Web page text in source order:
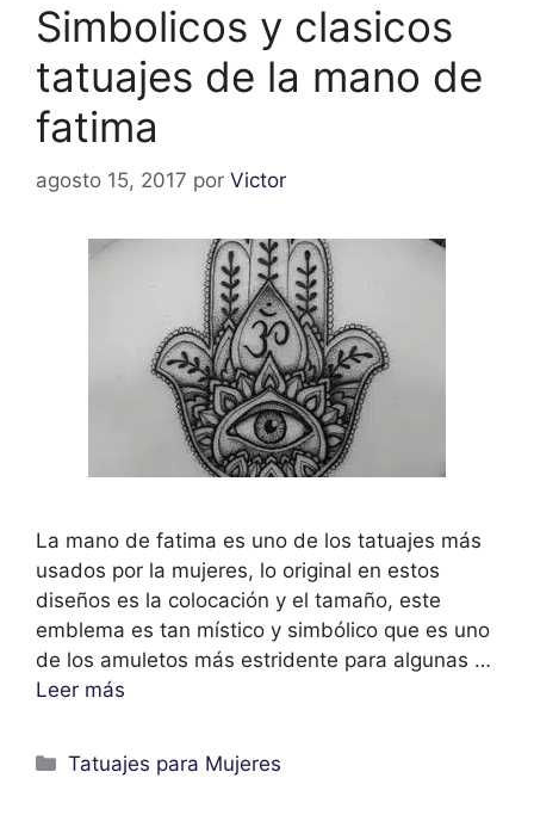
Simbolicos y clasicos
tatuajes de la mano de
fatima
agosto 15, 2017 por Victor
La mano de fatima es uno de los tatuajes más
usados por la mujeres, lo original en estos
diseños es la colocación y el tamaño, este
emblema es tan místico y simbólico que es uno
de los amuletos más estridente para algunas …
Leer más
Categorías
Tatuajes para Mujeres